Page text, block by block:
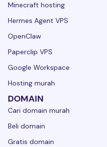
Minecraft hosting
Hermes Agent VPS
OpenClaw
Paperclip VPS
Google Workspace
Hosting murah
DOMAIN
Cari domain murah
Beli domain
Gratis domain